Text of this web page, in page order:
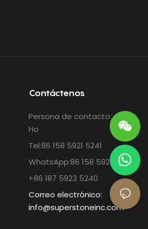
Contáctenos
Persona de contacto: Cindy
Ho
Tel:86 158 5921 5241
WhatsApp:86 158 5921 5241
+86 187 5923 5240
Correo electrónico:
info@superstoneinc.com